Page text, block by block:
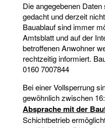
Die angegebenen
gedacht und derzeit
Bauablauf sind immer
Amtsblatt und auf der
betroffenen Anwohner
rechtzeitig informiert.
0160 7007844
Bei einer Vollsperrung
gewöhnlich zwischen
Absprache mit der
Schichtbetrieb